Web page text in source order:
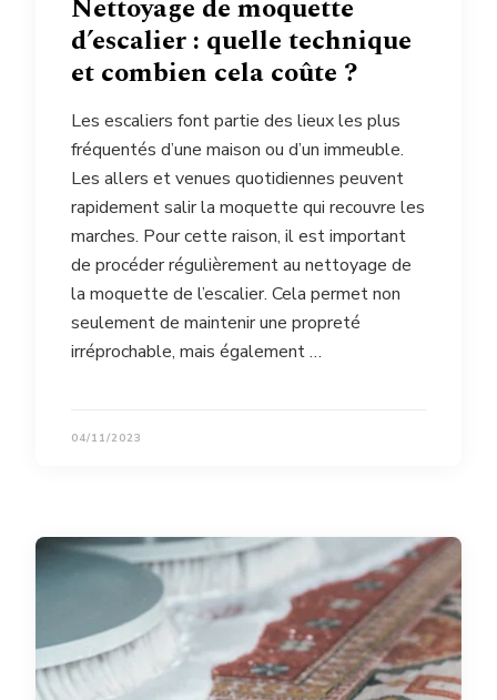
Nettoyage de moquette
d’escalier : quelle technique
et combien cela coûte ?
Les escaliers font partie des lieux les plus
fréquentés d’une maison ou d’un immeuble.
Les allers et venues quotidiennes peuvent
rapidement salir la moquette qui recouvre les
marches. Pour cette raison, il est important
de procéder régulièrement au nettoyage de
la moquette de l’escalier. Cela permet non
seulement de maintenir une propreté
irréprochable, mais également …
04/11/2023